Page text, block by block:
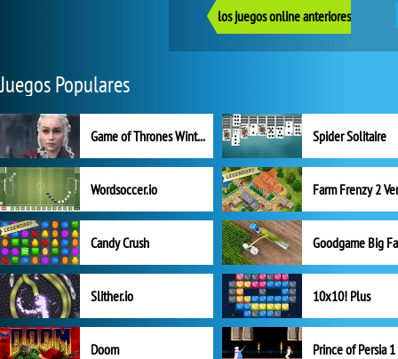
los juegos online anteriores
Juegos Populares
Game of Thrones Winter is Coming Spider Solitaire
Wordsoccer.io
Candy Crush Goodgame Big
Slither.io 10x10! Plus
Doom Prince of Persia 1